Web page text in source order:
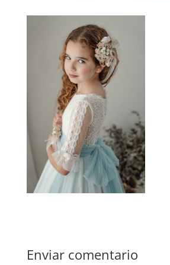
Enviar comentario